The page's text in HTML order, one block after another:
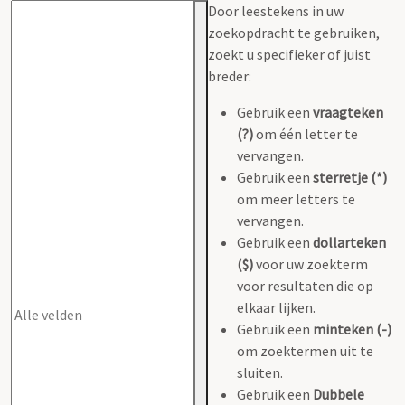
Door leestekens in uw
zoekopdracht te gebruiken,
zoekt u specifieker of juist
breder:
Gebruik een vraagteken
(?)om één letter te
vervangen.
Gebruik een sterretje (*)
om meer letters te
vervangen.
Gebruik een dollarteken
($)voor uw zoekterm
voor resultaten die op
elkaar lijken.
Gebruik een minteken (-)
om zoektermen uit te
sluiten.
Gebruik een Dubbele